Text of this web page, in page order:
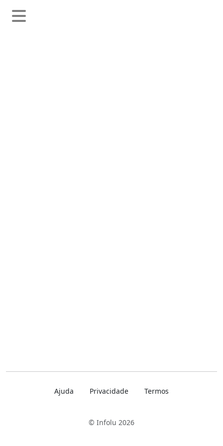
Ajuda Privacidade Termos
© Infolu 2026